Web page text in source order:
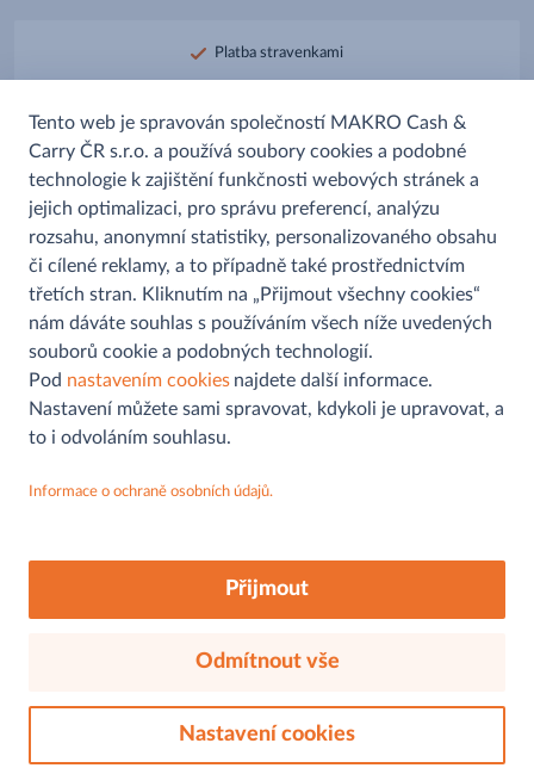
Platba stravenkami
Prodej alkoholu
Prodej uzenin
Rozpékané pečivo
Tento web je spravován společností MAKRO Cash &
Carry ČR s.r.o. a používá soubory cookies a podobné
technologie k zajištění funkčnosti webových stránek a
jejich optimalizaci, pro správu preferencí, analýzu
rozsahu, anonymní statistiky, personalizovaného obsahu
či cílené reklamy, a to případně také prostřednictvím
třetích stran. Kliknutím na „Přijmout všechny cookies“
nám dáváte souhlas s používáním všech níže uvedených
souborů cookie a podobných technologií.
Pod nastavením cookies najdete další informace.
Nastavení můžete sami spravovat, kdykoli je upravovat, a
to i odvoláním souhlasu.
Informace o ochraně osobních údajů.
Přijmout
Odmítnout vše
Nastavení cookies
Pomoc a informace
Kontaktní formulář
Můjobchod
Aplikace
Zaměstnání a kariéra
© 2026, mujobchod.cz. Všechna práva vyhrazena.
Ochrana osobních údajů